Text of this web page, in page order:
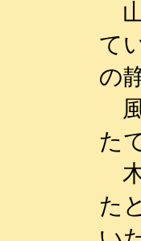
て
の
た
た